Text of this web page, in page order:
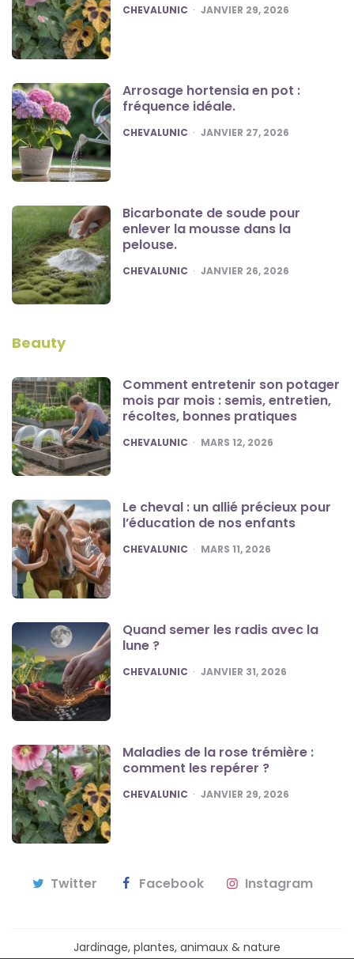
POSTED
CHEVALUNIC JANVIER 29, 2026
Arrosage hortensia en pot :
fréquence idéale.
POSTED
CHEVALUNIC JANVIER 27, 2026
Bicarbonate de soude pour
enlever la mousse dans la
pelouse.
POSTED
CHEVALUNIC JANVIER 26, 2026
Beauty
Comment entretenir son potager
mois par mois : semis, entretien,
récoltes, bonnes pratiques
POSTED
CHEVALUNIC MARS 12, 2026
Le cheval : un allié précieux pour
l’éducation de nos enfants
POSTED
CHEVALUNIC MARS 11, 2026
Quand semer les radis avec la
lune ?
POSTED
CHEVALUNIC JANVIER 31, 2026
Maladies de la rose trémière :
comment les repérer ?
POSTED
CHEVALUNIC JANVIER 29, 2026
Twitter Facebook Instagram
Jardinage, plantes, animaux & nature